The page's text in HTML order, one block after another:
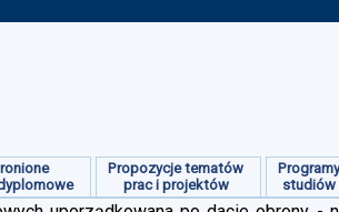
Propozycje tematów
prac i projektów
Programy
studiów